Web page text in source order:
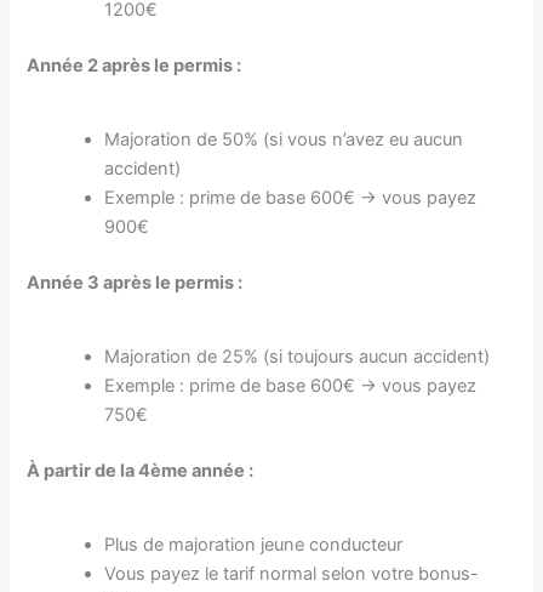
1200€
Année 2 après le permis :
Majoration de 50% (si vous n’avez eu aucun
accident)
Exemple : prime de base 600€ → vous payez
900€
Année 3 après le permis :
Majoration de 25% (si toujours aucun accident)
Exemple : prime de base 600€ → vous payez
750€
À partir de la 4ème année :
Plus de majoration jeune conducteur
Vous payez le tarif normal selon votre bonus-